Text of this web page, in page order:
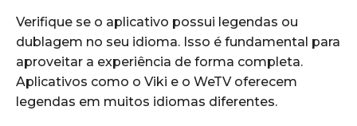
Verifique se o aplicativo possui legendas ou
dublagem no seu idioma. Isso é fundamental para
aproveitar a experiência de forma completa.
Aplicativos como o Viki e o WeTV oferecem
legendas em muitos idiomas diferentes.